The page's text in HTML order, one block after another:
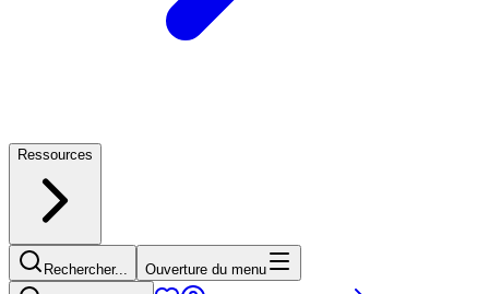
Ressources
Rechercher... Ouverture du menu